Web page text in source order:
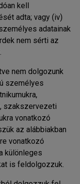
kell
adta; vagy (iv)
adatainak
nem sérti az
nem dolgozunk
személyes
szakszervezeti
vonatkozó
az alábbiakban
vonatkozó
különleges
is feldolgozzuk.